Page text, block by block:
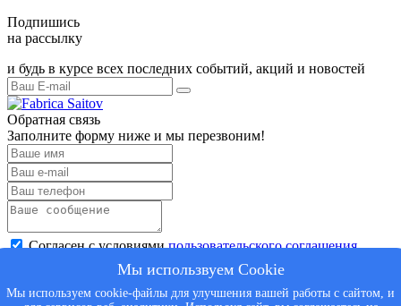
Подпишись
на рассылку
и будь в курсе всех последних событий, акций и новостей
Мы использвуем Cookie
Мы используем cookie-файлы для улучшения вашей работы с сайтом, и
Обратная связь
Заполните форму ниже и мы перезвоним!
Согласен с условиямипользовательского соглашения